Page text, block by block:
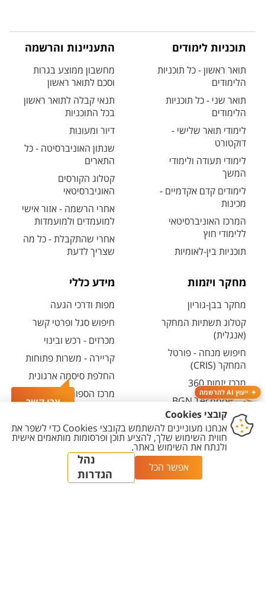
צרו קשר
ייעוץ AI להרשמה
תוכניות לימודים
תואר ראשון - כל תוכניות
הלימודים
תואר שני - כל תוכניות
הלימודים
לימודי תואר שלישי -
דוקטורט
לימודי תעודה ולימודי
המשך
לימודים קדם אקדמיים -
מכינות
המרכז האוניברסיטאי
ללימודי חוץ
תוכניות בין-לאומיות
התעניינות והרשמה
מחשבון ממוצע בגרות
וסכם לתואר ראשון
תנאי קבלה לתואר ראשון
בכל התוכניות
דיור ומעונות
שנתון האוניברסיטה - כל
התארים
קטלוג הקורסים
האוניברסיטאי
אחרי הרשמה - אזור אישי
למועמדים ולמועמדות
אחרי שהתקבלת - כל מה
שצריך לדעת
מחקר ויזמות
מחקר בבן-גוריון
קטלוג תשתיות המחקר
(אנגלית)
חיפוש מנחה - פורטל
המחקר (CRIS)
מרכז יזמות 360
BGN Technology
Transfer
פארק ההייטק
משרות אקדמיות
מידע כללי
מפות ודרכי הגעה
חיפוש סגל ופרטי קשר
מכרזים - רכש ובינוי
קריירה - משרות פתוחות
החלפת סיסמה ארגונית
מרכז הספורט והנופש
חירום